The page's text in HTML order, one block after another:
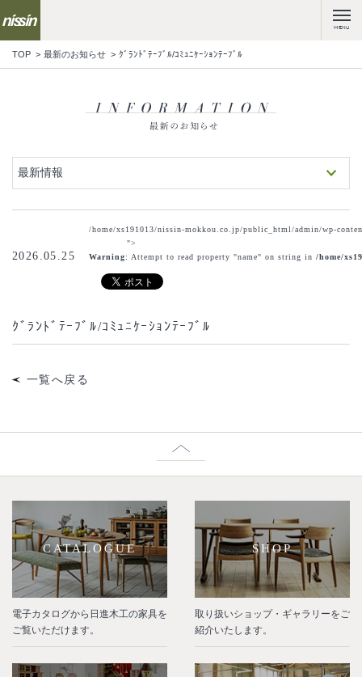
MENU
TOP 最新のお知らせ ｸﾞﾗﾝﾄﾞﾃｰﾌﾞﾙ/ｺﾐｭﾆｹｰｼｮﾝﾃｰﾌﾞﾙ
最新情報
2026.05.25
/home/xs191013/nissin-mokkou.co.jp/public_html/admin/wp-
">
Warning: Attempt to read property "name" on string in/home/
ｸﾞﾗﾝﾄﾞﾃｰﾌﾞﾙ/ｺﾐｭﾆｹｰｼｮﾝﾃｰﾌﾞﾙ
一覧へ戻る
CATALOGUE
電子カタログから日進木工の家具を
ご覧いただけます。
SHOP
取り扱いショップ・ギャラリーをご
紹介いたします。